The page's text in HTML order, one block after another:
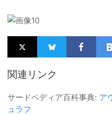
関連リンク
サードペディア百科事典: ア
ュラフ